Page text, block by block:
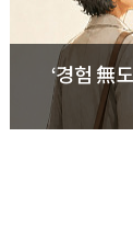
‘경험 無도